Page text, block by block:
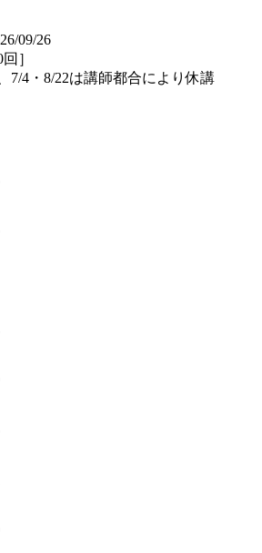
09/26
］
7/4・8/22は講師都合により休講